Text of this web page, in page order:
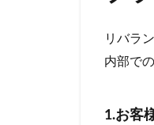
リバラ
内部で
1.お客